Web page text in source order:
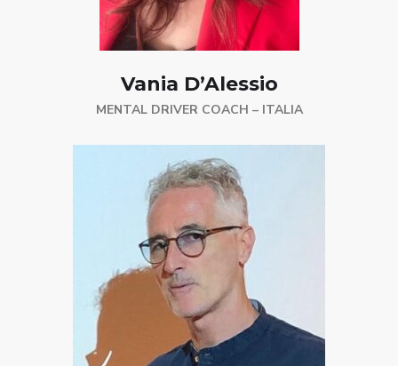
Vania D’Alessio
MENTAL DRIVER COACH – ITALIA